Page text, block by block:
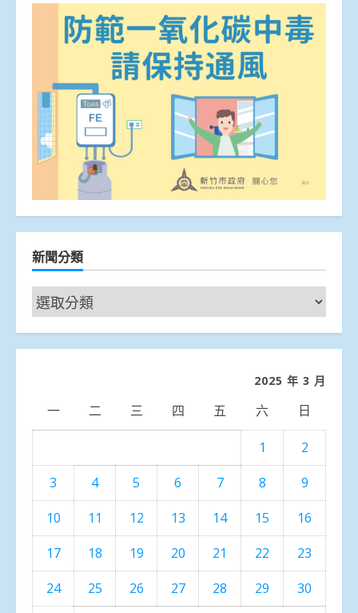
新聞分類
新
聞
分
2025 年 3 月
一 二 三 四 五 六 日
1
2
3
4 5 6 7 8
9
10
11 12 13 14 15
16
17
18 19 20 21 22
23
24
25 26 27 28 29
30